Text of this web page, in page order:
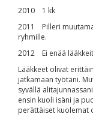
2010 1 kk
2011 Pilleri
ryhmille.
2012 Ei enää
Lääkkeet olivat
jatkamaan työtäni.
syvällä
ensin kuoli isäni ja
perättäiset kuolemat